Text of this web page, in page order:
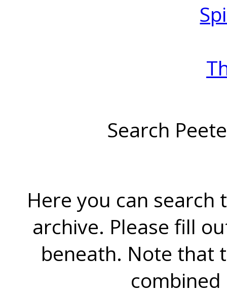
Search
Here you can search
archive. Please fill
beneath. Note that
combined